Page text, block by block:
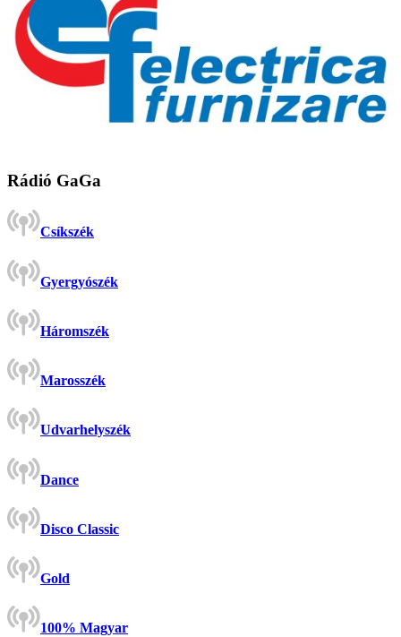
Rádió GaGa
Csíkszék
Gyergyószék
Háromszék
Marosszék
Udvarhelyszék
Dance
Disco Classic
Gold
100% Magyar